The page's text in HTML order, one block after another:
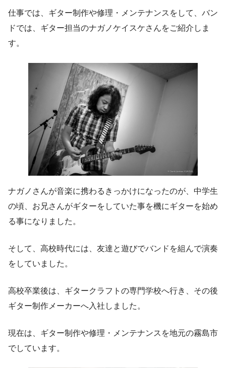
仕事では、ギター制作や修理・メンテナンスをして、バン
ドでは、ギター担当のナガノケイスケさんをご紹介しま
す。
ナガノさんが音楽に携わるきっかけになったのが、中学生
の頃、お兄さんがギターをしていた事を機にギターを始め
る事になりました。
そして、高校時代には、友達と遊びでバンドを組んで演奏
をしていました。
高校卒業後は、ギタークラフトの専門学校へ行き、その後
ギター制作メーカーへ入社しました。
現在は、ギター制作や修理・メンテナンスを地元の霧島市
でしています。